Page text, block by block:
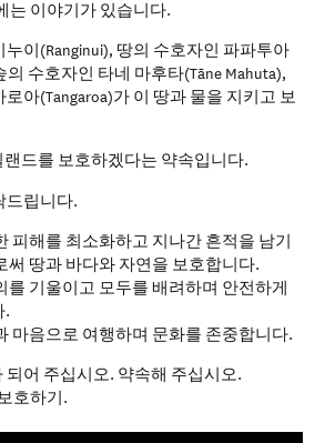
는 이야기가 있습니다.
누이(Ranginui), 땅의 수호자인 파파투아
의 수호자인 타네 마후타(Tāne Mahuta),
로아(Tangaroa)가 이 땅과 물을 지키고 보
new window)
랜드를 보호하겠다는 약속입니다.
드립니다.
피해를 최소화하고 지나간 흔적을 남기
써 땅과 바다와 자연을 보호합니다.
를 기울이고 모두를 배려하며 안전하게
.
마음으로 여행하며 문화를 존중합니다.
되어 주십시오. 약속해 주십시오.
호하기.